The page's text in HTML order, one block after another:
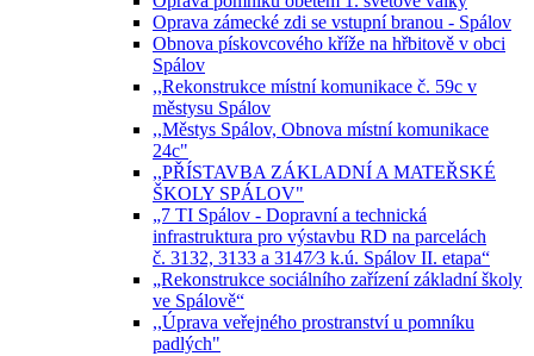
Oprava zámecké zdi se vstupní branou - Spálov
Obnova pískovcového kříže na hřbitově v obci
Spálov
,,Rekonstrukce místní komunikace č. 59c v
městysu Spálov
,,Městys Spálov, Obnova místní komunikace
24c"
,,PŘÍSTAVBA ZÁKLADNÍ A MATEŘSKÉ
ŠKOLY SPÁLOV"
„7 TI Spálov - Dopravní a technická
infrastruktura pro výstavbu RD na parcelách
č. 3132, 3133 a 3147⁄3 k.ú. Spálov II. etapa“
„Rekonstrukce sociálního zařízení základní školy
ve Spálově“
,,Úprava veřejného prostranství u pomníku
padlých"